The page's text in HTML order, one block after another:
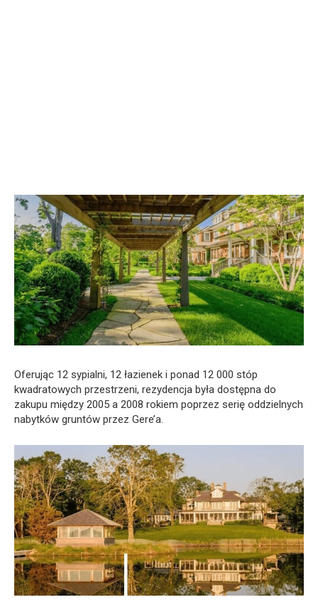
Oferując 12 sypialni, 12 łazienek i ponad 12 000 stóp
kwadratowych przestrzeni, rezydencja była dostępna do
zakupu między 2005 a 2008 rokiem poprzez serię oddzielnych
nabytków gruntów przez Gere’a.